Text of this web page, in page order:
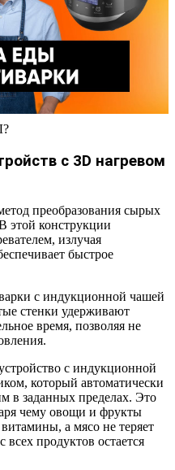
с 3D нагревом
преобразования сырых
этой конструкции
излучая
быстрое
с индукционной чашей
стенки удерживают
время, позволяя не
с индукционной
который автоматически
в заданных пределах. Это
чему овощи и фрукты
а мясо не теряет
продуктов остается